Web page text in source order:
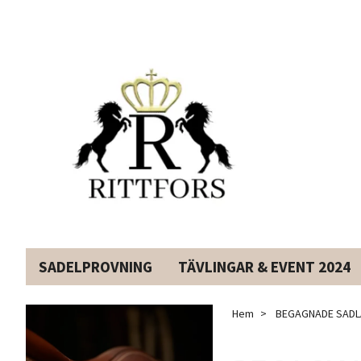
SADELPROVNING TÄVLINGAR & EVENT 2024
Hem BEGAGNADE